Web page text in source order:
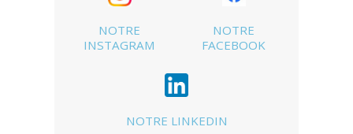
NOTRE
INSTAGRAM
NOTRE
FACEBOOK
NOTRE LINKEDIN